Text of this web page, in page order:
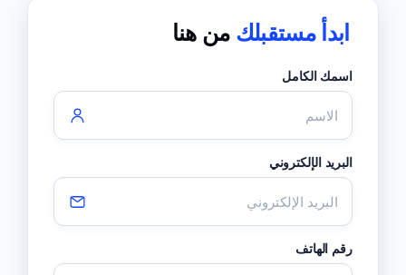
ابدأ مستقبلكمن هنا
اسمك الكامل
البريد الإلكتروني
رقم الهاتف